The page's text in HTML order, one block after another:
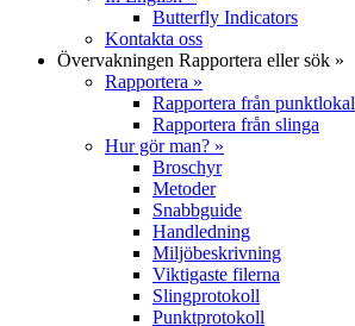
Butterfly Indicators
Kontakta oss
Övervakningen Rapportera eller sök »
Rapportera »
Rapportera från punktlokal
Rapportera från slinga
Hur gör man? »
Broschyr
Metoder
Snabbguide
Handledning
Miljöbeskrivning
Viktigaste filerna
Slingprotokoll
Punktprotokoll